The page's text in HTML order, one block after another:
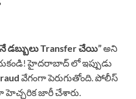
డబ్బులు Transfer చేయి”అని
హైదరాబాద్ లో ఇప్పుడు
వేగంగా పెరుగుతోంది. పోలీస్
హెచ్చరిక జారీ చేశారు.